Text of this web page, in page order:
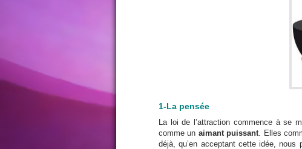
1-La pensée
La loi de l’attraction commence à se
comme un aimant puissant. Elles
déjà, qu’en acceptant cette idée,